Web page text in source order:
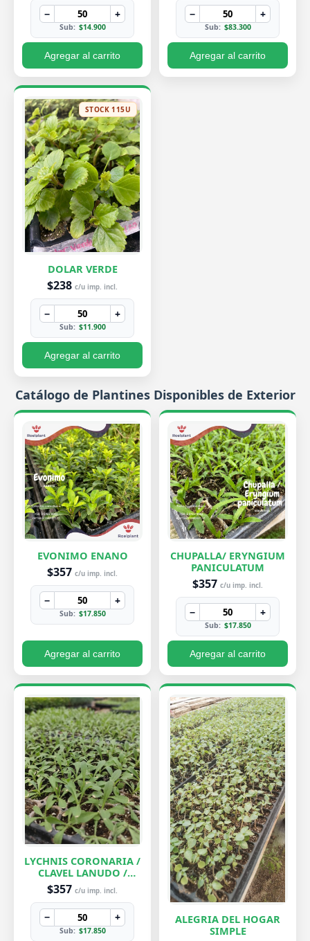
− +
Sub: $14.900
Agregar al carrito
− +
Sub: $83.300
Agregar al carrito
STOCK 115U
DOLAR VERDE
$238 c/u imp. incl.
− +
Sub: $11.900
Agregar al carrito
Catálogo de Plantines Disponibles de Exterior
EVONIMO ENANO
$357 c/u imp. incl.
− +
Sub: $17.850
Agregar al carrito
CHUPALLA/ ERYNGIUM
PANICULATUM
$357 c/u imp. incl.
− +
Sub: $17.850
Agregar al carrito
LYCHNIS CORONARIA /
CLAVEL LANUDO /
ABUELA
$357 c/u imp. incl.
− +
Sub: $17.850
ALEGRIA DEL HOGAR
SIMPLE